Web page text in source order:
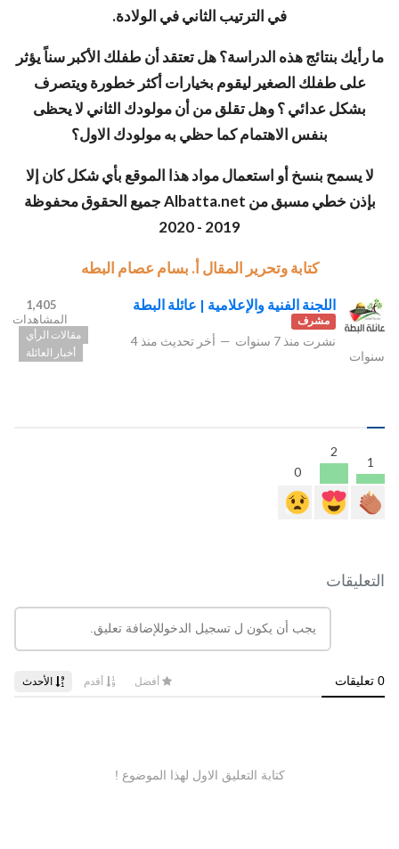
في الترتيب الثاني في الولادة.
ما رأيك بنتائج هذه الدراسة؟ هل تعتقد أن طفلك الأكبر سناً يؤثر
على طفلك الصغير ليقوم بخيارات أكثر خطورة ويتصرف
بشكل عدائي ؟ وهل تقلق من أن مولودك الثاني لا يحظى
بنفس الاهتمام كما حظي به مولودك الاول؟
لا يسمح بنسخ أو استعمال مواد هذا الموقع بأي شكل كان إلا
بإذن خطي مسبق من Albatta.net جميع الحقوق محفوظة
2019 - 2020
كتابة وتحرير المقال أ. بسام عصام البطه
اللجنة الفنية والإعلامية | عائلة البطة
مشرف
نشرت منذ 7 سنوات — أخر تحديث
منذ 4
سنوات
1,405
المشاهدات
مقالات الرأي
أخبار العائلة
1
2
0